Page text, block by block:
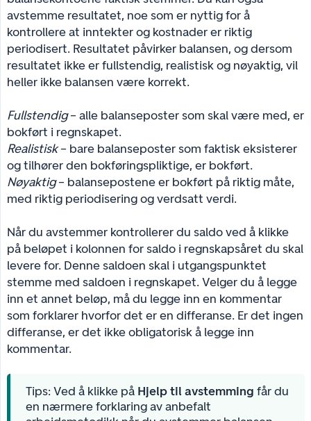
avstemme resultatet, noe som er nyttig for å
kontrollere at inntekter og kostnader er riktig
periodisert. Resultatet påvirker balansen, og dersom
resultatet ikke er fullstendig, realistisk og nøyaktig, vil
heller ikke balansen være korrekt.
Fullstendig– alle balanseposter som skal være med, er
bokført i regnskapet.
Realistisk– bare balanseposter som faktisk eksisterer
og tilhører den bokføringspliktige, er bokført.
Nøyaktig– balansepostene er bokført på riktig måte,
med riktig periodisering og verdsatt verdi.
Når du avstemmer kontrollerer du saldo ved å klikke
på beløpet i kolonnen for saldo i regnskapsåret du skal
levere for. Denne saldoen skal i utgangspunktet
stemme med saldoen i regnskapet. Velger du å legge
inn et annet beløp, må du legge inn en kommentar
som forklarer hvorfor det er en differanse. Er det ingen
differanse, er det ikke obligatorisk å legge inn
kommentar.
Tips: Ved å klikke på Hjelp til avstemming får du
en nærmere forklaring av anbefalt